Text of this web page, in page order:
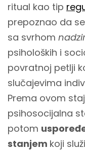
ritual kao tip
prepoznao da
sa svrhom
psiholoških i
povratnoj petlji
slučajevima
Prema ovom
psihosocijalna
potom
stanjem koji